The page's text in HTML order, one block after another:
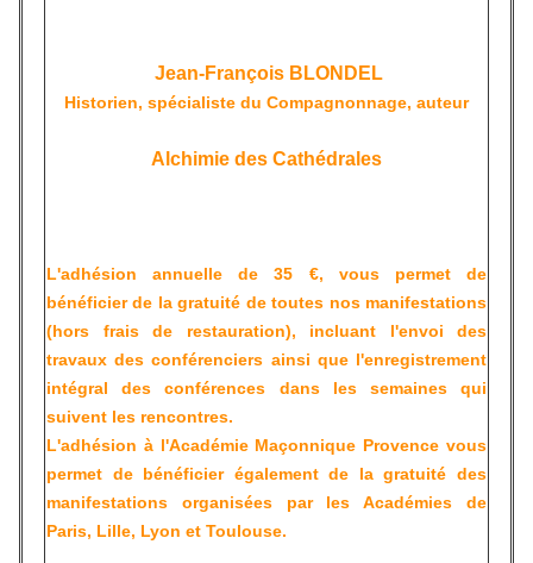
Jean-François BLONDEL
Historien, spécialiste du Compagnonnage, auteur
Alchimie des Cathédrales
L'adhésion annuelle de 35 €, vous permet de
bénéficier de la gratuité de toutes nos manifestations
(hors frais de restauration), incluant l'envoi des
travaux des conférenciers ainsi que l'enregistrement
intégral des conférences dans les semaines qui
suivent les rencontres.
L'adhésion à l'Académie Maçonnique Provence vous
permet de bénéficier également de la gratuité des
manifestations organisées par les Académies de
Paris, Lille, Lyon et Toulouse.